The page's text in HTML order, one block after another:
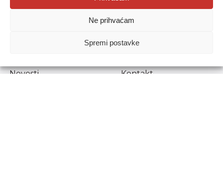
Ne prihvaćam
Spremi postavke
Donje Svetice 38, 10000 Zagreb
1778129
Prenošenje sadržaja dopušteno je uz navođenje izvora.
Novosti
Kontakt